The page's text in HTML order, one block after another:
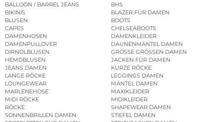
BALLOON / BARREL JEANS
BHS
BIKINIS
BLAZER FÜR DAMEN
BLUSEN
BOOTS
CAPES
CHELSEABOOTS
DAMENHOSEN
DAMENKLEIDER
DAMENPULLOVER
DAUNENMÄNTEL DAMEN
DIRNDLBLUSEN
GROSSE GRÖSSEN DAMEN
HEMDBLUSEN
JACKEN FÜR DAMEN
JEANS DAMEN
KURZE RÖCKE
LANGE RÖCKE
LEGGINGS DAMEN
LOUNGEWEAR
MÄNTEL DAMEN
MARLENEHOSE
MAXIKLEIDER
MIDI RÖCKE
MIDIKLEIDER
RÖCKE
SHAPEWEAR DAMEN
SONNENBRILLEN DAMEN
STIEFEL DAMEN